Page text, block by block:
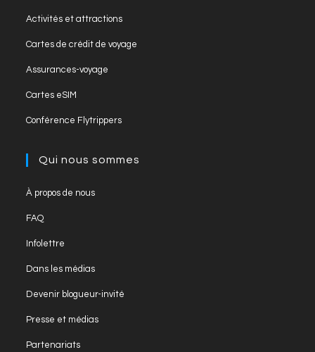
Activités et attractions
Cartes de crédit de voyage
Assurances-voyage
Cartes eSIM
Conférence Flytrippers
Qui nous sommes
À propos de nous
FAQ
Infolettre
Dans les médias
Devenir blogueur-invité
Presse et médias
Partenariats